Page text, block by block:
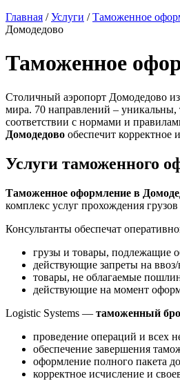
Главная /Услуги /Таможенное
Домодедово
Таможенное
Столичный аэропорт Домодедово
мира. 70 направлений – уникальны,
соответствии с нормами и
Домодедово обеспечит корректное
Услуги таможенного
Таможенное оформление в
комплекс услуг прохождения
Консультанты обеспечат
грузы и товары, подлежащие
действующие запреты на
товары, не облагаемые
действующие на момент
Logistic Systems — таможенный
проведение операций и всех
обеспечение завершения
оформление полного пакета
корректное исчисление и